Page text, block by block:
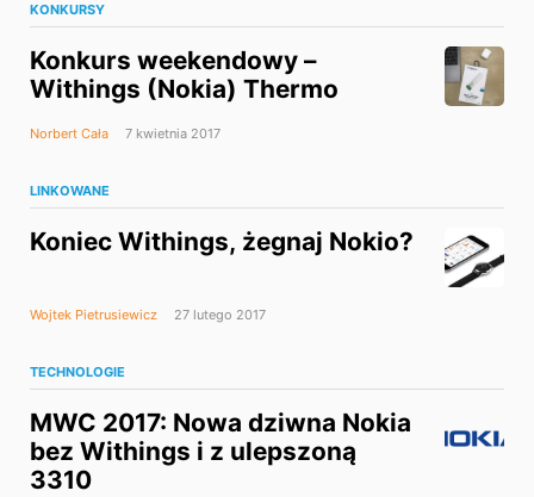
KONKURSY
Konkurs weekendowy –
Withings (Nokia) Thermo
Norbert Cała 7 kwietnia 2017
LINKOWANE
Koniec Withings, żegnaj Nokio?
Wojtek Pietrusiewicz 27 lutego 2017
TECHNOLOGIE
MWC 2017: Nowa dziwna Nokia
bez Withings i z ulepszoną
3310